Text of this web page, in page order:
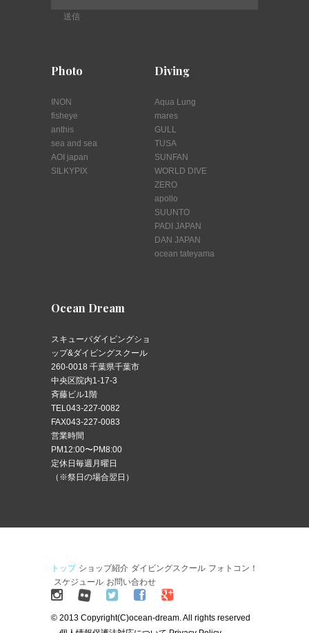
送信
Photo
INON
fisheye
anthis
sea and sea
AOI japan
SILKYPIX
Diving
Aqua Lung
mares
GULL
TUSA
SUNFAN
WORLD DIVE
ZERO
apollo
SUUNTO
PADI JAPAN
DAN JAPAN
ocean tateyama
Ocean Dream
スキューバダイビングショ
ップ&ダイビングスクール
260-0018 千葉県千葉市
中央区院内1-17-3
斉藤ビル1階
TEL043-227-0082
FAX043-227-0083
営業時間
PM12:00〜PM8:00
定休日毎週月曜日
（※祭日の場合翌日）
トップ ショップ紹介 ダイビングスクール フォトコン！
スケジュール お問い合わせ
© 2013 Copyright(C)ocean-dream. All rights reserved